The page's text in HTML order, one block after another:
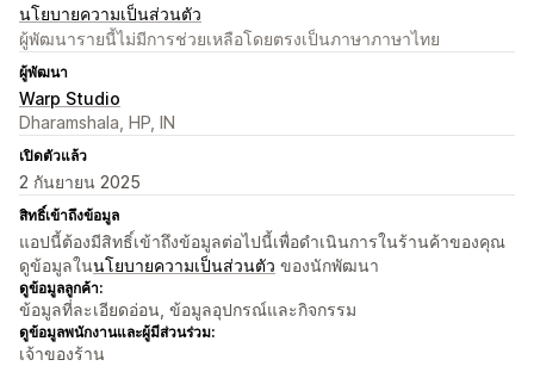
นโยบายความเป็นส่วนตัว
ผู้พัฒนารายนี้ไม่มีการช่วยเหลือโดยตรงเป็นภาษาภาษาไทย
ผู้พัฒนา
Warp Studio
Dharamshala, HP, IN
เปิดตัวแล้ว
2 กันยายน 2025
สิทธิ์เข้าถึงข้อมูล
แอปนี้ต้องมีสิทธิ์เข้าถึงข้อมูลต่อไปนี้เพื่อดำเนินการในร้านค้าของคุณ
ดูข้อมูลในนโยบายความเป็นส่วนตัว ของนักพัฒนา
ดูข้อมูลลูกค้า:
ข้อมูลที่ละเอียดอ่อน, ข้อมูลอุปกรณ์และกิจกรรม
ดูข้อมูลพนักงานและผู้มีส่วนร่วม:
เจ้าของร้าน